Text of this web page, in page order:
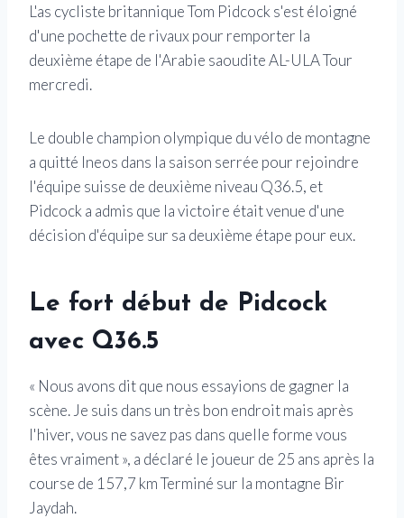
L'as cycliste britannique Tom Pidcock s'est éloigné
d'une pochette de rivaux pour remporter la
deuxième étape de l'Arabie saoudite AL-ULA Tour
mercredi.
Le double champion olympique du vélo de montagne
a quitté Ineos dans la saison serrée pour rejoindre
l'équipe suisse de deuxième niveau Q36.5, et
Pidcock a admis que la victoire était venue d'une
décision d'équipe sur sa deuxième étape pour eux.
Le fort début de Pidcock
avec Q36.5
« Nous avons dit que nous essayions de gagner la
scène. Je suis dans un très bon endroit mais après
l'hiver, vous ne savez pas dans quelle forme vous
êtes vraiment », a déclaré le joueur de 25 ans après la
course de 157,7 km Terminé sur la montagne Bir
Jaydah.